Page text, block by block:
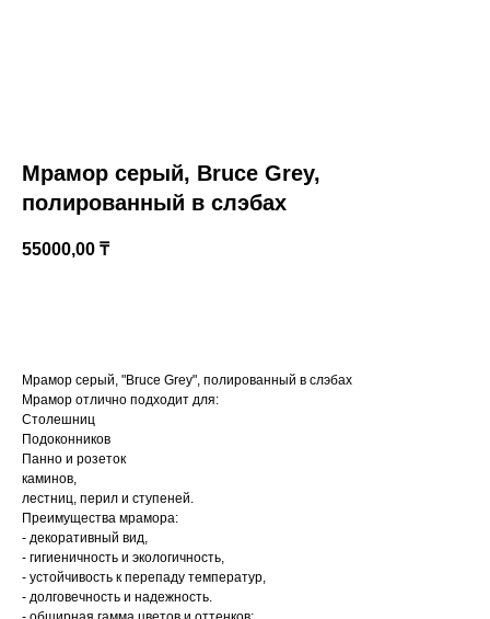
Казахстан, Алматы, ул Султана Бейбарыса,
32
Мрамор серый, Bruce Grey,
полированный в слэбах
55000,00 ₸
Мрамор серый, "Bruce Grey", полированный в слэбах
Мрамор отлично подходит для:
Столешниц
Подоконников
Панно и розеток
каминов,
лестниц, перил и ступеней.
Преимущества мрамора:
- декоративный вид,
- гигиеничность и экологичность,
- устойчивость к перепаду температур,
- долговечность и надежность.